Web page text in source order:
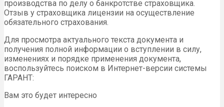
производства по делу о банкротстве страховщика.
Отзыв у страховщика лицензии на осуществление
обязательного страхования.
Для просмотра актуального текста документа и
получения полной информации о вступлении в силу,
изменениях и порядке применения документа,
воспользуйтесь поиском в Интернет-версии системы
ГАРАНТ:
Вам это будет интересно